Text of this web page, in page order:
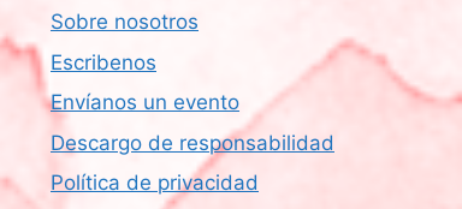
Sobre nosotros
Escribenos
Envíanos un evento
Descargo de responsabilidad
Política de privacidad